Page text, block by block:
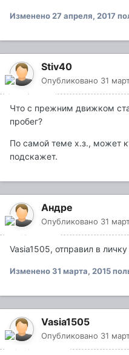
Изменено27 апреля, 2017
Stiv40
Опубликовано 31
Что с прежним движком
пробег?
По самой теме х.з., может
подскажет.
Андре
Опубликовано 31
Vasia1505, отправил в
Изменено31 марта, 2015
Vasia1505
Опубликовано 31